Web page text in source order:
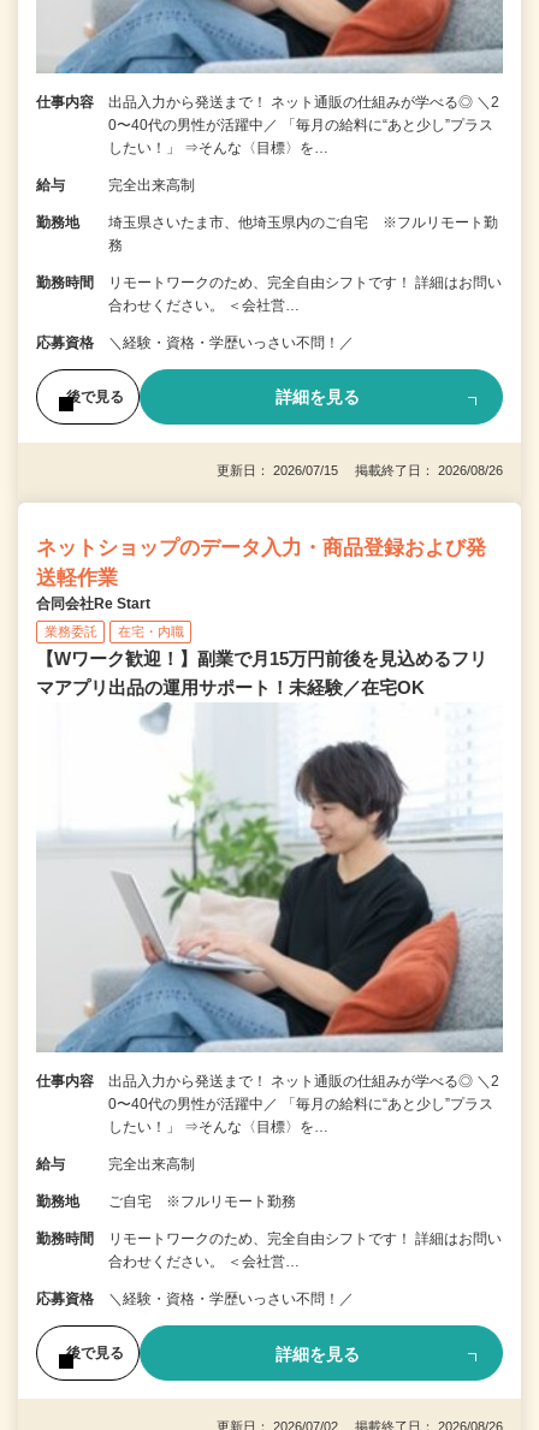
仕事内容
出品入力から発送まで！ ネット通販の仕組みが学べる◎ ＼2
0〜40代の男性が活躍中／ 「毎月の給料に“あと少し”プラス
したい！」 ⇒そんな〈目標〉を…
給与 完全出来高制
勤務地
埼玉県さいたま市、他埼玉県内のご自宅 ※フルリモート勤
務
勤務時間
リモートワークのため、完全自由シフトです！ 詳細はお問い
合わせください。 ＜会社営…
応募資格 ＼経験・資格・学歴いっさい不問！／
後で見る 詳細を見る
更新日： 2026/07/15 掲載終了日： 2026/08/26
ネットショップのデータ入力・商品登録および発
送軽作業
合同会社Re Start
業務委託 在宅・内職
【Wワーク歓迎！】副業で月15万円前後を見込めるフリ
マアプリ出品の運用サポート！未経験／在宅OK
仕事内容
出品入力から発送まで！ ネット通販の仕組みが学べる◎ ＼2
0〜40代の男性が活躍中／ 「毎月の給料に“あと少し”プラス
したい！」 ⇒そんな〈目標〉を…
給与 完全出来高制
勤務地 ご自宅 ※フルリモート勤務
勤務時間
リモートワークのため、完全自由シフトです！ 詳細はお問い
合わせください。 ＜会社営…
応募資格 ＼経験・資格・学歴いっさい不問！／
後で見る 詳細を見る
更新日： 2026/07/02 掲載終了日： 2026/08/26